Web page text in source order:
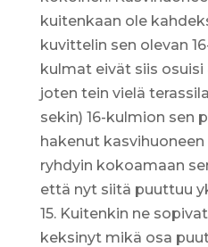
kuitenkaan ole
kuvittelin sen olevan
kulmat eivät siis
joten tein vielä
sekin) 16-kulmion sen
hakenut
ryhdyin kokoamaan
että nyt siitä puuttuu
15. Kuitenkin ne
keksinyt mikä osa